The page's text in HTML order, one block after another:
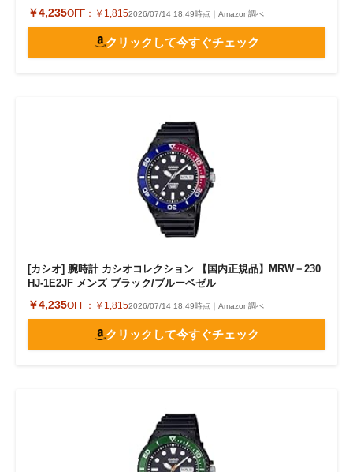
￥4,235OFF： ￥1,8152026/07/14 18:49時点｜Amazon調べ
クリックして今すぐチェック
[カシオ] 腕時計 カシオコレクション 【国内正規品】MRW－230
HJ-1E2JF メンズ ブラック/ブルーベゼル
￥4,235OFF： ￥1,8152026/07/14 18:49時点｜Amazon調べ
クリックして今すぐチェック